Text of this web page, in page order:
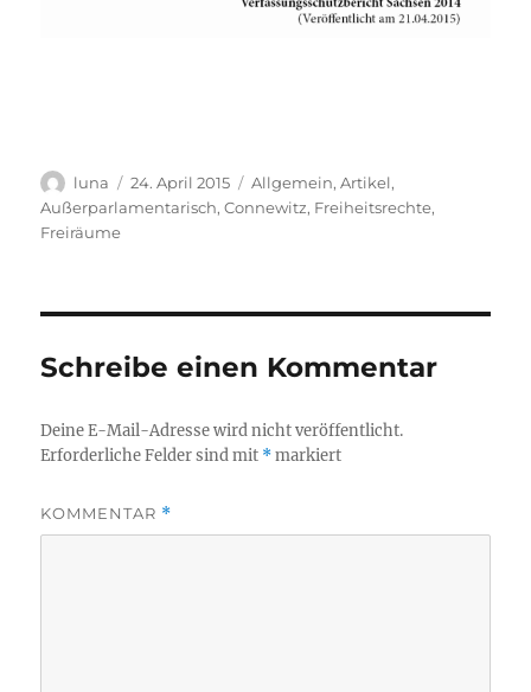
Autor
luna
Veröffentlicht
am
24. April 2015 Kategorien
Allgemein,Artikel,
Außerparlamentarisch,Connewitz, Freiheitsrechte,
Freiräume
Schreibe einen Kommentar
Deine E-Mail-Adresse wird nicht veröffentlicht.
Erforderliche Felder sind mit *markiert
KOMMENTAR *